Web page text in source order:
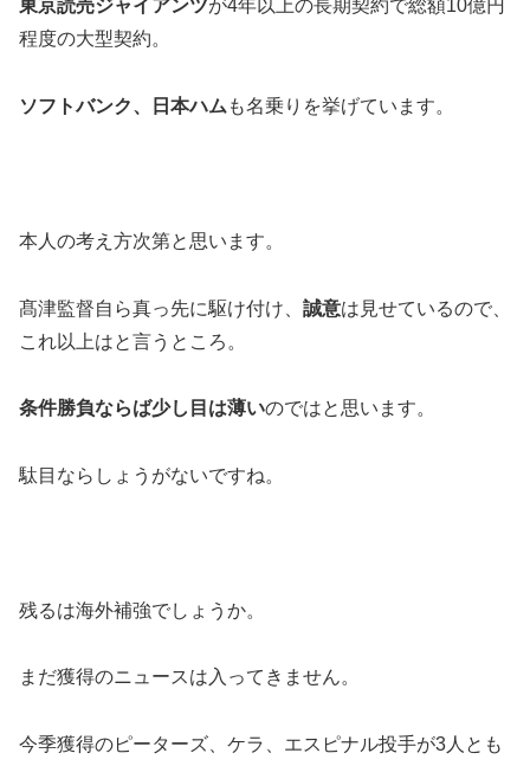
東京読売ジャイアンツが4年以上の長期契約で総額10億円
程度の大型契約。
ソフトバンク、日本ハム も名乗りを挙げています。
本人の考え方次第と思います。
髙津監督自ら真っ先に駆け付け、 誠意は見せているので、
これ以上はと言うところ。
条件勝負ならば少し目は薄いのではと思います。
駄目ならしょうがないですね。
残るは海外補強でしょうか。
まだ獲得のニュースは入ってきません。
今季獲得のピーターズ、ケラ、エスピナル投手が3人とも